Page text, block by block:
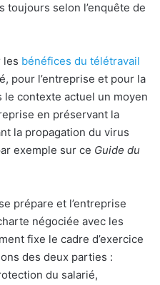
toujours selon l’enquête de
les bénéfices du télétravail
pour l’entreprise et pour la
contexte actuel un moyen
en préservant la
la propagation du virus
exemple sur ce Guide du
prépare et l’entreprise
négociée avec les
fixe le cadre d’exercice
des deux parties :
du salarié,